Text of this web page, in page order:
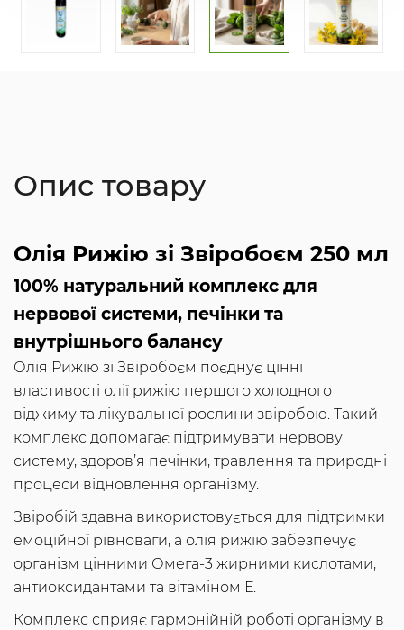
Опис товару
Олія Рижію зі Звіробоєм 250 мл
100% натуральний комплекс для
нервової системи, печінки та
внутрішнього балансу
Олія Рижію зі Звіробоєм поєднує цінні
властивості олії рижію першого холодного
віджиму та лікувальної рослини звіробою. Такий
комплекс допомагає підтримувати нервову
систему, здоров’я печінки, травлення та природні
процеси відновлення організму.
Звіробій здавна використовується для підтримки
емоційної рівноваги, а олія рижію забезпечує
організм цінними Омега-3 жирними кислотами,
антиоксидантами та вітаміном Е.
Комплекс сприяє гармонійній роботі організму в